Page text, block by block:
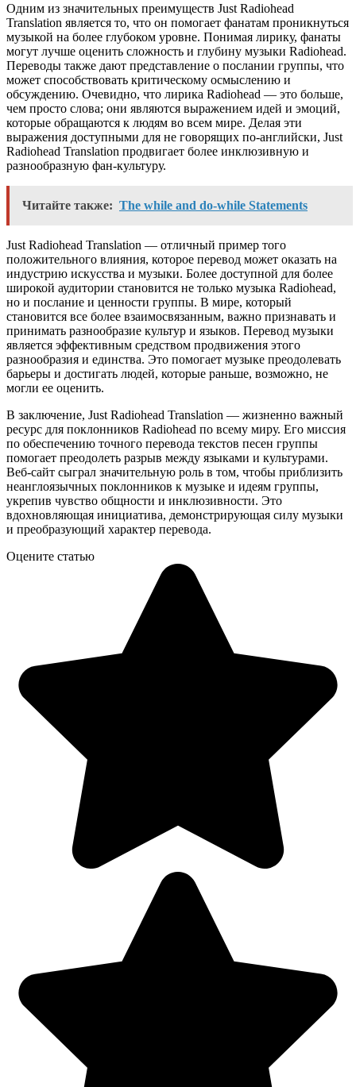
Одним из значительных преимуществ Just Radiohead
Translation является то, что он помогает фанатам проникнуться
музыкой на более глубоком уровне. Понимая лирику, фанаты
могут лучше оценить сложность и глубину музыки Radiohead.
Переводы также дают представление о послании группы, что
может способствовать критическому осмыслению и
обсуждению. Очевидно, что лирика Radiohead — это больше,
чем просто слова; они являются выражением идей и эмоций,
которые обращаются к людям во всем мире. Делая эти
выражения доступными для не говорящих по-английски, Just
Radiohead Translation продвигает более инклюзивную и
разнообразную фан-культуру.
Читайте также: The while and do-while Statements
Just Radiohead Translation — отличный пример того
положительного влияния, которое перевод может оказать на
индустрию искусства и музыки. Более доступной для более
широкой аудитории становится не только музыка Radiohead,
но и послание и ценности группы. В мире, который
становится все более взаимосвязанным, важно признавать и
принимать разнообразие культур и языков. Перевод музыки
является эффективным средством продвижения этого
разнообразия и единства. Это помогает музыке преодолевать
барьеры и достигать людей, которые раньше, возможно, не
могли ее оценить.
В заключение, Just Radiohead Translation — жизненно важный
ресурс для поклонников Radiohead по всему миру. Его миссия
по обеспечению точного перевода текстов песен группы
помогает преодолеть разрыв между языками и культурами.
Веб-сайт сыграл значительную роль в том, чтобы приблизить
неанглоязычных поклонников к музыке и идеям группы,
укрепив чувство общности и инклюзивности. Это
вдохновляющая инициатива, демонстрирующая силу музыки
и преобразующий характер перевода.
Оцените статью